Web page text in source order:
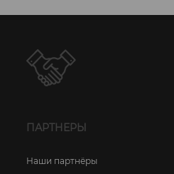
ПАРТНЕРЫ
Наши партнёры